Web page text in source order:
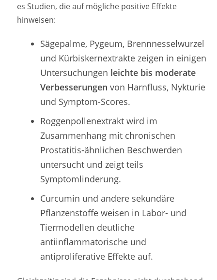
es Studien, die auf mögliche positive Effekte
hinweisen:
Sägepalme, Pygeum, Brennnesselwurzel
und Kürbiskernextrakte zeigen in einigen
Untersuchungen leichte bis moderate
Verbesserungen von Harnfluss, Nykturie
und Symptom-Scores.
Roggenpollenextrakt wird im
Zusammenhang mit chronischen
Prostatitis-ähnlichen Beschwerden
untersucht und zeigt teils
Symptomlinderung.
Curcumin und andere sekundäre
Pflanzenstoffe weisen in Labor- und
Tiermodellen deutliche
antiinflammatorische und
antiproliferative Effekte auf.